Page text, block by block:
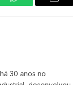
WhatsApp Email
30 anos no